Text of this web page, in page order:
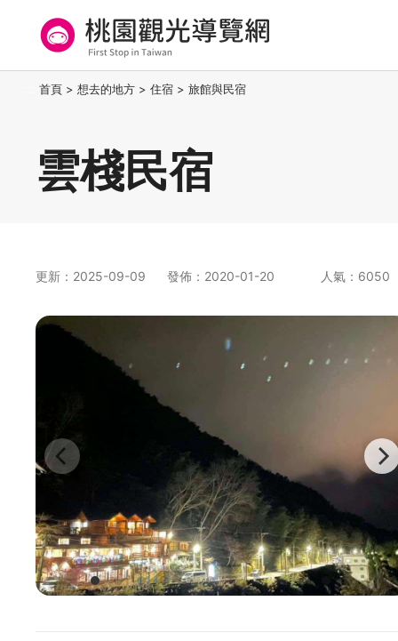
要
桃園觀光導覽網
首頁 > 想去的地方 > 住宿 > 旅館與民宿
雲棧民宿
更新：2025-09-09 發佈：2020-01-20 人氣：6050